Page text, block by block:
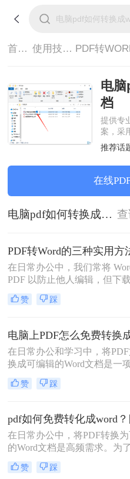
首页> 使用技巧>
电
档
提供专
案，采
1:1高
量处理
助您快
档，无
推荐话
在线
电脑pdf如何转换成word文档 查
在日常办公中，我们常将
PDF 以防止他人编辑，但下
PDF 往往又需要修改内容，这
得不将 PDF 再转回 Word。然
错乱，要么工具捆绑广告，甚
受损。那么 PDF 如何改成
档？本文从 转换质量、操作
件安全、批量能力 四个维度
种主流方法，帮助您快速选出
的那一种。
赞 踩
在日常办公和学习中，将
换成可编辑的Word文档是一
频的需求。PDF虽然版式固定
篡改，但编辑修改较为困难，
为了帮你快速选出最适合自己
方式，下表汇总了四种主流
的核心差异：
赞 踩
在日常办公中，将PDF转换
的Word文档是高频需求。为
速选出最适合自己的方案，下
了四种主流免费方法的核心差
赞 踩